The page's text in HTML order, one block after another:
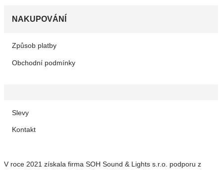
NAKUPOVÁNÍ
Způsob platby
Obchodní podmínky
Slevy
Kontakt
V roce 2021 získala firma SOH Sound & Lights s.r.o. podporu z